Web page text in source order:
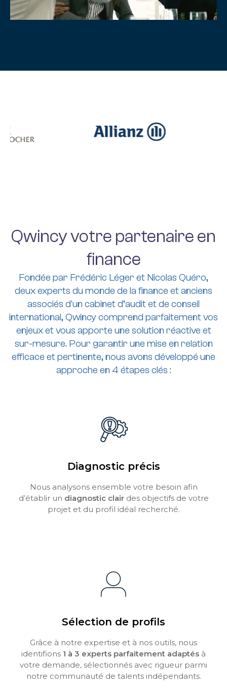
Qwincy votre partenaire en
finance
Fondée par Frédéric Léger et Nicolas Quéro,
deux experts du monde de la finance et anciens
associés d'un cabinet d’audit et de conseil
international, Qwincy comprend parfaitement vos
enjeux et vous apporte une solution réactive et
sur-mesure. Pour garantir une mise en relation
efficace et pertinente, nous avons développé une
approche en 4 étapes clés :
Diagnostic précis
Nous analysons ensemble votre besoin afin
d’établir un diagnostic clairdes objectifs de votre
projet et du profil idéal recherché.
Sélection de profils
Grâce à notre expertise et à nos outils, nous
identifions 1 à 3 experts parfaitement adaptés à
votre demande, sélectionnés avec rigueur parmi
notre communauté de talents indépendants.